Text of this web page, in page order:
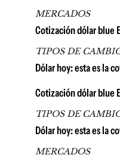
MERCADOS
Cotización dólar blue
TIPOS DE
Dólar hoy: esta es la
Cotización dólar blue
TIPOS DE
Dólar hoy: esta es la
MERCADOS